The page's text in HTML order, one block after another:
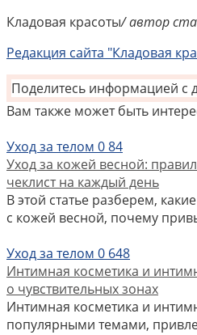
Кладовая красоты/ автор
Редакция сайта "Кладовая
Поделитесь информацией с
Вам также может быть
Уход за телом 084
Уход за кожей весной:
чеклист на каждый день
В этой статье разберем,
с кожей весной, почему
Уход за телом 0 648
Интимная косметика и
о чувствительных зонах
Интимная косметика и
популярными темами,